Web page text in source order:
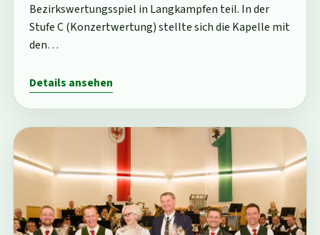
Bezirkswertungsspiel in Langkampfen teil. In der
Stufe C (Konzertwertung) stellte sich die Kapelle mit
den…
Details ansehen